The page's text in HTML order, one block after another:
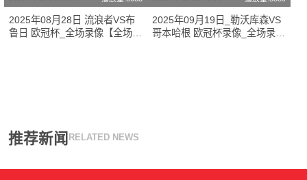
2025年08月28日 流浪者VS布
鲁日 欧冠杯_全场录像【全场回
2025年09月19日_勒沃库森VS
哥本哈根 欧冠杯录像_全场录像
推荐新闻 RELATED NEWS